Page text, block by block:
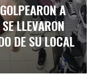
A
LLEVARON
DE SU LOCAL